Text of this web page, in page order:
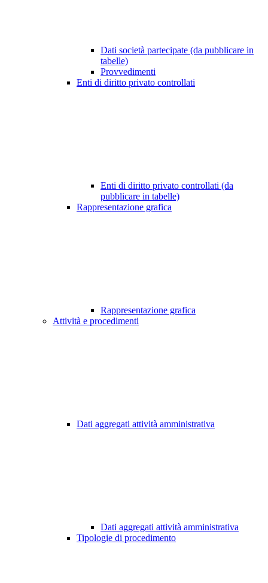
Dati società partecipate (da pubblicare in
tabelle)
Provvedimenti
Enti di diritto privato controllati
Enti di diritto privato controllati (da
pubblicare in tabelle)
Rappresentazione grafica
Rappresentazione grafica
Attività e procedimenti
Dati aggregati attività amministrativa
Dati aggregati attività amministrativa
Tipologie di procedimento